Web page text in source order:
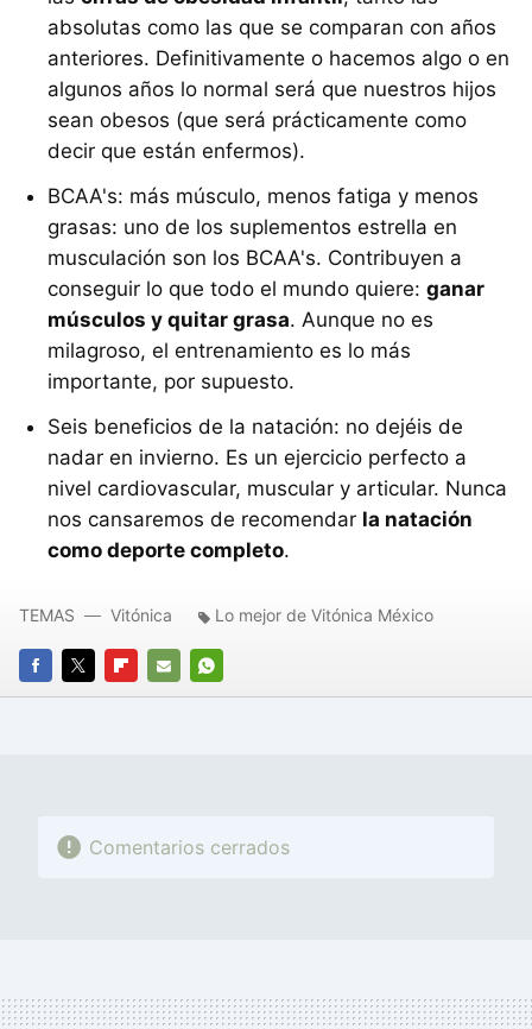
absolutas como las que se comparan con años
anteriores. Definitivamente o hacemos algo o en
algunos años lo normal será que nuestros hijos
sean obesos (que será prácticamente como
decir que están enfermos).
BCAA's: más músculo, menos fatiga y menos
grasas: uno de los suplementos estrella en
musculación son los BCAA's. Contribuyen a
conseguir lo que todo el mundo quiere: ganar
músculos y quitar grasa. Aunque no es
milagroso, el entrenamiento es lo más
importante, por supuesto.
Seis beneficios de la natación: no dejéis de
nadar en invierno. Es un ejercicio perfecto a
nivel cardiovascular, muscular y articular. Nunca
nos cansaremos de recomendar la natación
como deporte completo.
FACEBOOK
TWITTERFLIPBOARD
E-
WHATSAPP
TEMAS Vitónica Lo mejor de Vitónica México
Comentarios cerrados